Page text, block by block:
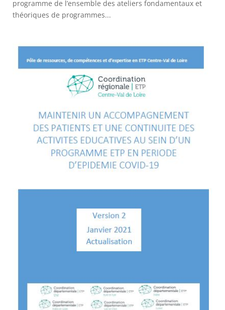
programme de l’ensemble des ateliers fondamentaux et
théoriques de programmes...